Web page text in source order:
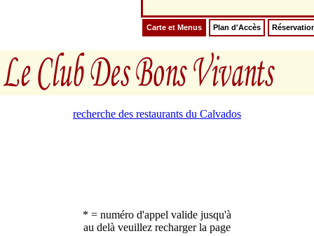
Carte et Menus Plan d'Accès
recherche des restaurants du Calvados
* = numéro d'appel valide jusqu'à
au delà veuillez recharger la page